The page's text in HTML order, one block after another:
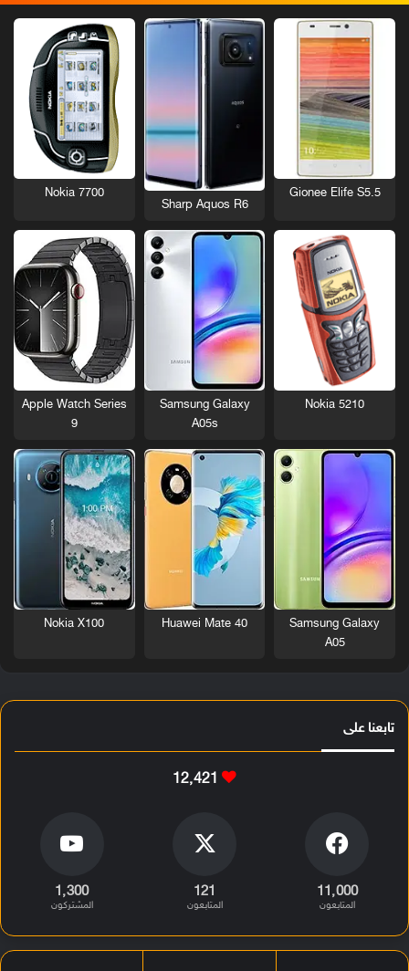
Gionee Elife S5.5
Sharp Aquos R6
Nokia 7700
Nokia 5210
Samsung Galaxy
A05s
Apple Watch Series
9
Samsung Galaxy
A05
Huawei Mate 40
Nokia X100
تابعنا على
12٬421
11٬000
المتابعون
121
المتابعون
1٬300
المشتركون